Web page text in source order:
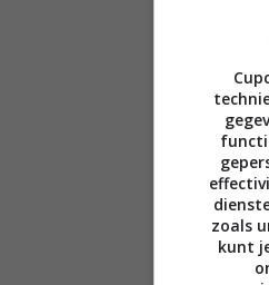
zoals
kunt